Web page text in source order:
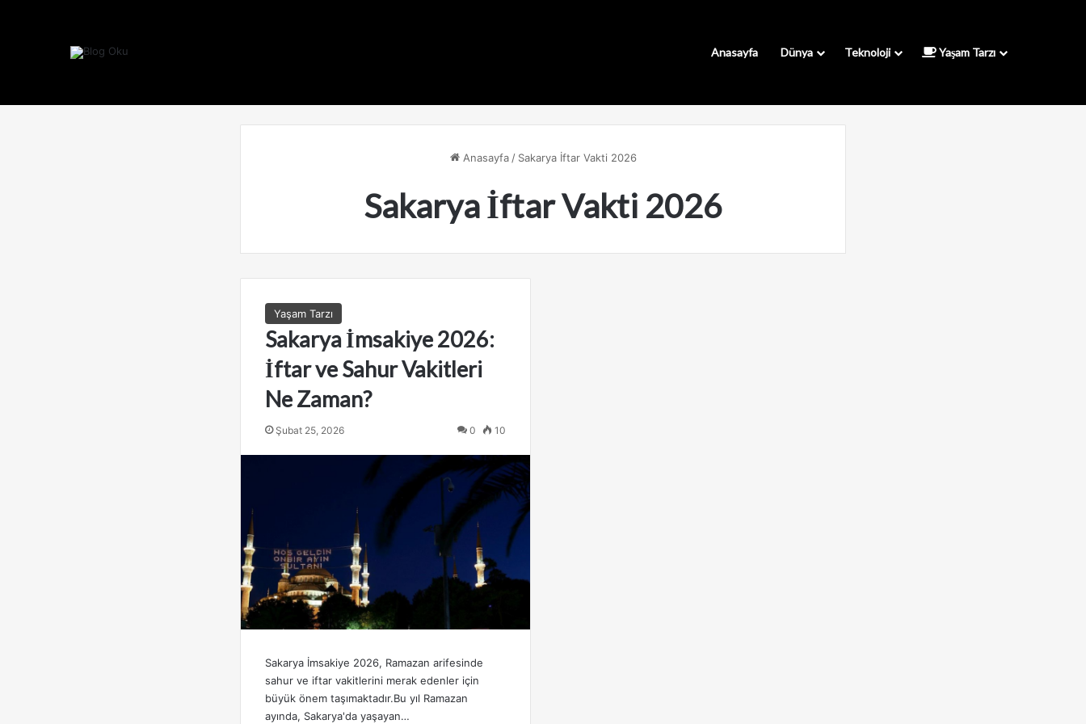
Anasayfa Dünya Teknoloji Yaşam Tarzı
Anasayfa / Sakarya İftar Vakti 2026
Sakarya İftar Vakti 2026
Yaşam Tarzı
Sakarya İmsakiye 2026:
İftar ve Sahur Vakitleri
Ne Zaman?
Şubat 25, 2026 0 10
Sakarya İmsakiye 2026, Ramazan arifesinde
sahur ve iftar vakitlerini merak edenler için
büyük önem taşımaktadır.Bu yıl Ramazan
ayında, Sakarya'da yaşayan…